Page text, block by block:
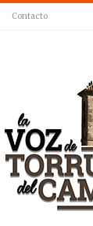
Contacto